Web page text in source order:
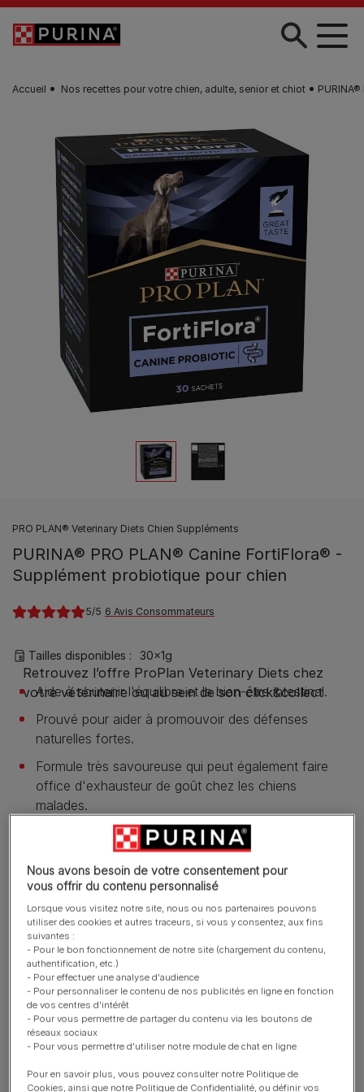
Skip to main content
Accueil Nos recettes pour votre chien, adulte, senior et chiot
PRO PLAN® Veterinary Diets Chien Suppléments
PURINA® PRO PLAN® Canine FortiFlora® -
Supplément probiotique pour chien
5 6 Avis Consommateurs
Tailles disponibles​ : 30x1g
Aide à soutenir l'équilibre et le bien-être intestinal.
Prouvé pour aider à promouvoir des défenses
naturelles fortes.
Formule très savoureuse qui peut également faire
office d'exhausteur de goût chez les chiens
malades.
Présentation du produit
Ingrédients et nutrition
Guide d’alimentation
Reviews
Nous avons besoin de votre consentement pour
vous offrir du contenu personnalisé
Lorsque vous visitez notre site, nous ou nos partenaires pouvons
utiliser des cookies et autres traceurs, si vous y consentez, aux fins
suivantes :
- Pour le bon fonctionnement de notre site (chargement du contenu,
authentification, etc.)
- Pour effectuer une analyse d'audience
- Pour personnaliser le contenu de nos publicités en ligne en fonction
de vos centres d'intérêt
- Pour vous permettre de partager du contenu via les boutons de
réseaux sociaux
- Pour vous permettre d'utiliser notre module de chat en ligne
Pour en savoir plus, vous pouvez consulter notre Politique de
Cookies, ainsi que notre Politique de Confidentialité, ou définir vos